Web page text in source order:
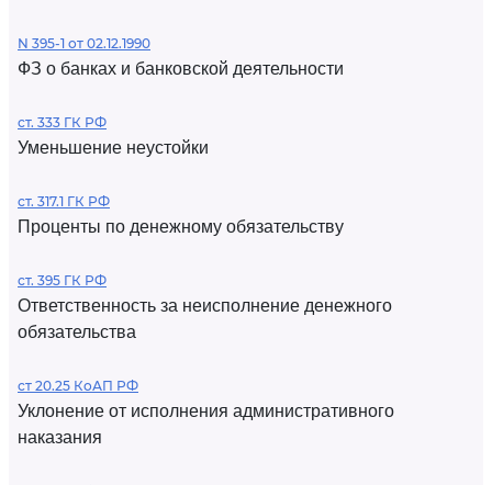
N 395-1 от 02.12.1990
ФЗ о банках и банковской деятельности
ст. 333 ГК РФ
Уменьшение неустойки
ст. 317.1 ГК РФ
Проценты по денежному обязательству
ст. 395 ГК РФ
Ответственность за неисполнение денежного
обязательства
ст 20.25 КоАП РФ
Уклонение от исполнения административного
наказания